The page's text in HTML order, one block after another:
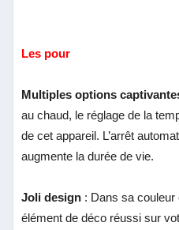
Les pour
Multiples options
au chaud, le réglage de la
de cet appareil. L’arrêt
augmente la durée de vie.
Joli design : Dans sa couleur
élément de déco réussi sur